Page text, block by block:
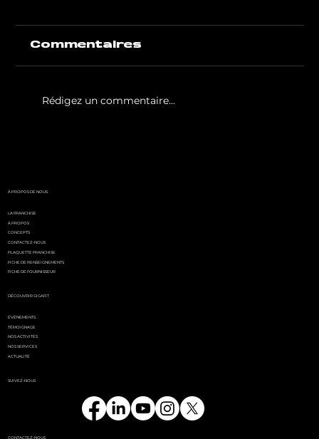
Commentaires
Rédigez un commentaire...
DÉCOUVRIR GIGAFIT
ÉVÉNEMENTS
TÉMOIGNAGE
NOS ACTIVITÉS
NOS SERVICES
ACTUALITÉ
CONTACTEZ-NOUS
À PROPOS DE NOUS
LA FRANCHISE
À PROPOS
CONCEPTS
CONTACTEZ-NOUS
PLAQUETTE FRANCHISE
FICHE DE RENSEIGNEMENTS
FICHE DE FOURNISSEUR
SUIVEZ-NOUS